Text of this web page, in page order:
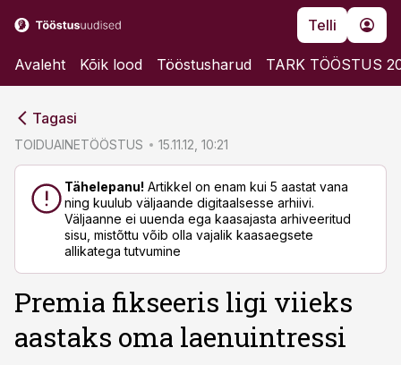
Telli
Avaleht Kõik lood Tööstusharud TARK TÖÖSTUS
Tagasi
TOIDUAINETÖÖSTUS 15.11.12, 10:21
Tähelepanu! Artikkel on enam kui 5 aastat vana
ning kuulub väljaande digitaalsesse arhiivi.
Väljaanne ei uuenda ega kaasajasta arhiveeritud
sisu, mistõttu võib olla vajalik kaasaegsete
allikatega tutvumine
Premia fikseeris ligi viieks
aastaks oma laenuintressi